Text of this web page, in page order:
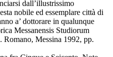
dall’illustrissimo
nobile ed essemplare città di
a’ dottorare in qualunque
Messanensis Studiorum
Messina 1992, pp.